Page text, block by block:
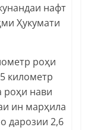
нафт
Ҳукумати
роҳи
километр
роҳи нави
ин марҳила
дарозии 2,6